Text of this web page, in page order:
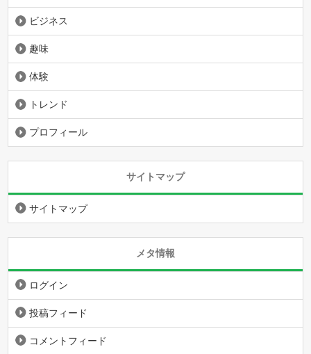
ビジネス
趣味
体験
トレンド
プロフィール
サイトマップ
サイトマップ
メタ情報
ログイン
投稿フィード
コメントフィード